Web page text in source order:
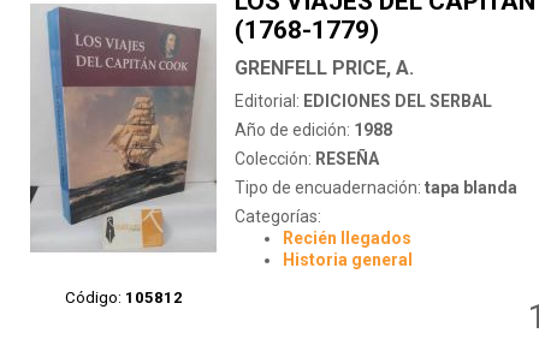
Código: 105812
(1768-1779)
GRENFELL PRICE, A.
Editorial: EDICIONES DEL SERBAL
Año de edición: 1988
Colección: RESEÑA
Tipo de encuadernación: tapa blanda
Categorías:
Recién llegados
Historia general